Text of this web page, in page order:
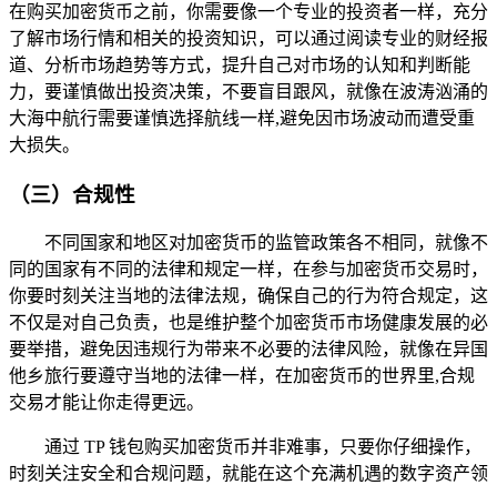
在购买加密货币之前，你需要像一个专业的投资者一样，充分
了解市场行情和相关的投资知识，可以通过阅读专业的财经报
道、分析市场趋势等方式，提升自己对市场的认知和判断能
力，要谨慎做出投资决策，不要盲目跟风，就像在波涛汹涌的
大海中航行需要谨慎选择航线一样,避免因市场波动而遭受重
大损失。
（三）合规性
不同国家和地区对加密货币的监管政策各不相同，就像不
同的国家有不同的法律和规定一样，在参与加密货币交易时，
你要时刻关注当地的法律法规，确保自己的行为符合规定，这
不仅是对自己负责，也是维护整个加密货币市场健康发展的必
要举措，避免因违规行为带来不必要的法律风险，就像在异国
他乡旅行要遵守当地的法律一样，在加密货币的世界里,合规
交易才能让你走得更远。
通过 TP 钱包购买加密货币并非难事，只要你仔细操作，
时刻关注安全和合规问题，就能在这个充满机遇的数字资产领